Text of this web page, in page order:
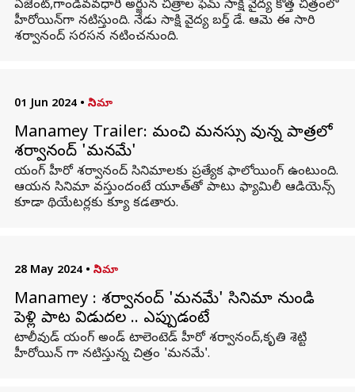
ఏజెంట్,గాండీవవధారి అర్జున చిత్రాల ఫేమ్ సాక్షి వైద్య కొత్త చిత్రంలో
హీరోయిన్‌గా న‌టిస్తుంది. నేడు సాక్షి వైద్య బ‌ర్త్ డే. ఆమె ఈ సారి
శ‌ర్వానంద్ సరసన నటించనుంది.
01 Jun 2024 • సినిమా
Manamey Trailer: మంచి మనస్సు వున్న పాత్రలో
శర్వానంద్ 'మనమే'
యంగ్ హీరో శర్వానంద్ సినిమాలకు ప్రత్యేక ఫాలోయింగ్ ఉంటుంది.
ఆయన సినిమా వస్తుందంటే యూత్‌తో పాటు ఫ్యామిలీ ఆడియెన్స్
కూడా థియేటర్లకు క్యూ కడతారు.
28 May 2024 • సినిమా
Manamey : శర్వానంద్ 'మనమే' సినిమా నుండి
పెళ్లి పాట విడుదల .. ఎప్పుడంటే
టాలీవుడ్ యంగ్ అండ్ టాలెంటెడ్ హీరో శర్వానంద్,కృతి శెట్టి
హీరోయిన్ గా నటిస్తున్న చిత్రం 'మనమే'.